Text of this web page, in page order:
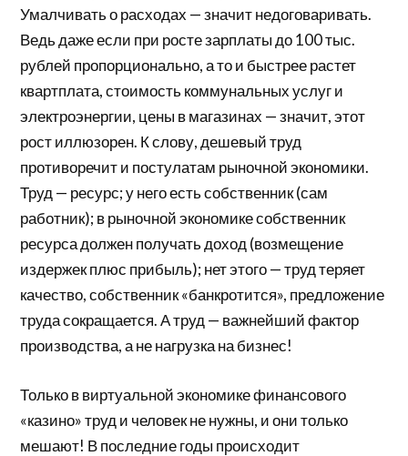
Умалчивать о расходах — значит недоговаривать.
Ведь даже если при росте зарплаты до 100 тыс.
рублей пропорционально, а то и быстрее растет
квартплата, стоимость коммунальных услуг и
электроэнергии, цены в магазинах — значит, этот
рост иллюзорен. К слову, дешевый труд
противоречит и постулатам рыночной экономики.
Труд — ресурс; у него есть собственник (сам
работник); в рыночной экономике собственник
ресурса должен получать доход (возмещение
издержек плюс прибыль); нет этого — труд теряет
качество, собственник «банкротится», предложение
труда сокращается. А труд — важнейший фактор
производства, а не нагрузка на бизнес!
Только в виртуальной экономике финансового
«казино» труд и человек не нужны, и они только
мешают! В последние годы происходит